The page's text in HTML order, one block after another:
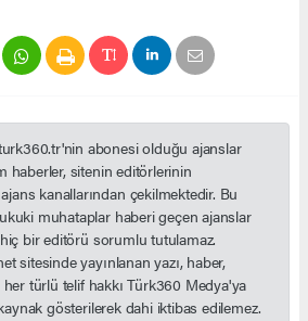
abonesi olduğu ajanslar
haberler, sitenin editörlerinin
kanallarından çekilmektedir. Bu
muhataplar haberi geçen ajanslar
bir editörü sorumlu tutulamaz.
sitesinde yayınlanan yazı, haber,
türlü telif hakkı Türk360 Medya'ya
gösterilerek dahi iktibas edilemez.